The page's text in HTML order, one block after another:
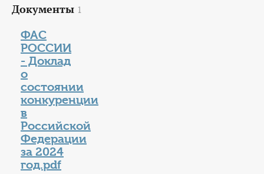
Документы 1
ФАС
РОССИИ
- Доклад
о
состоянии
конкуренции
в
Российской
Федерации
за 2024
год.pdf